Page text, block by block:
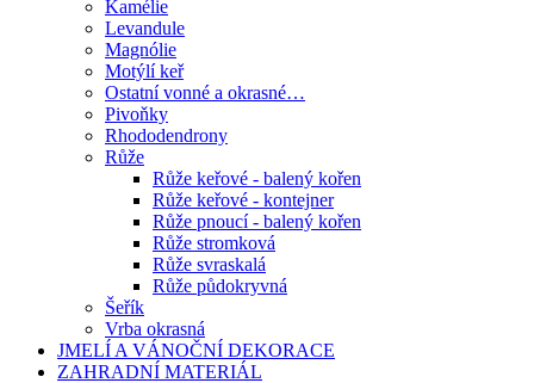
Kamélie
Levandule
Magnólie
Motýlí keř
Ostatní vonné a okrasné…
Pivoňky
Rhododendrony
Růže
Růže keřové - balený kořen
Růže keřové - kontejner
Růže pnoucí - balený kořen
Růže stromková
Růže svraskalá
Růže půdokryvná
Šeřík
Vrba okrasná
JMELÍ A VÁNOČNÍ DEKORACE
ZAHRADNÍ MATERIÁL